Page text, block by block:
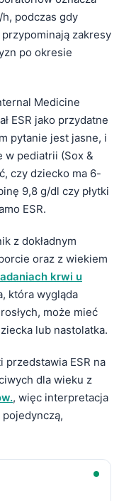
podczas gdy
zakresy
po okresie
Medicine
ESR jako przydatne
pytanie jest jasne, i
w pediatrii (Sox &
czy dziecko ma 6-
9,8 g/dl czy płytki
ESR.
z dokładnym
oraz z wiekiem
krwi u
która wygląda
może mieć
lub nastolatka.
przedstawia ESR na
dla wieku z
, więc interpretacja